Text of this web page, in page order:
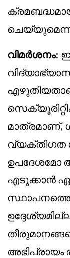
വിമർശനം:
വ്യക്തിഗത
ഉപദേശമോ
എടുക്കാൻ
അഭിപ്രായം